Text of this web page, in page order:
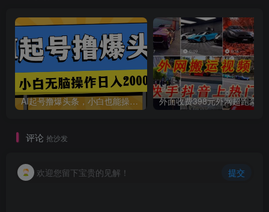
AI起号撸爆头条，小白也能操作，日入2000+
评论 抢沙发
欢迎您留下宝贵的见解！ 提交